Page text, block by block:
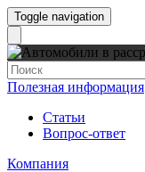
Toggle navigation
Полезная информация
Статьи
Вопрос-ответ
Компания